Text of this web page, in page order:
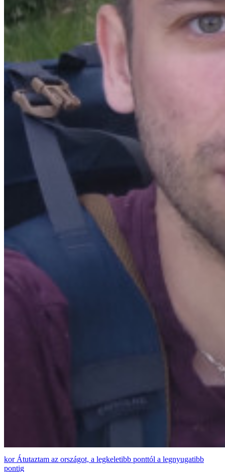
Átutaztam az országot, a legkeletibb ponttól a legnyugatibb
pontig